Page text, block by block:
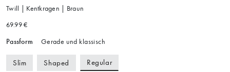
Twill | Kentkragen | Braun
69.99 €
Passform Gerade und klassisch
Slim Shaped Regular